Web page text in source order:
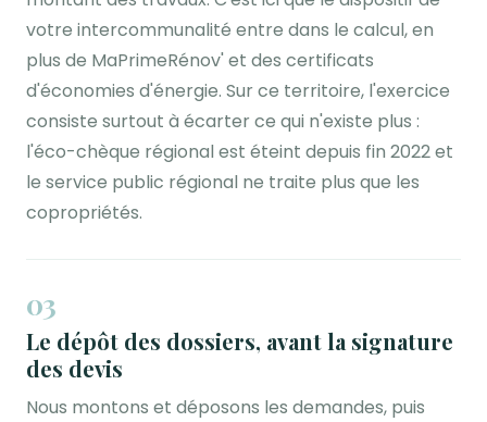
votre intercommunalité entre dans le calcul, en
plus de MaPrimeRénov' et des certificats
d'économies d'énergie. Sur ce territoire, l'exercice
consiste surtout à écarter ce qui n'existe plus :
l'éco-chèque régional est éteint depuis fin 2022 et
le service public régional ne traite plus que les
copropriétés.
03
Le dépôt des dossiers, avant la signature
des devis
Nous montons et déposons les demandes, puis